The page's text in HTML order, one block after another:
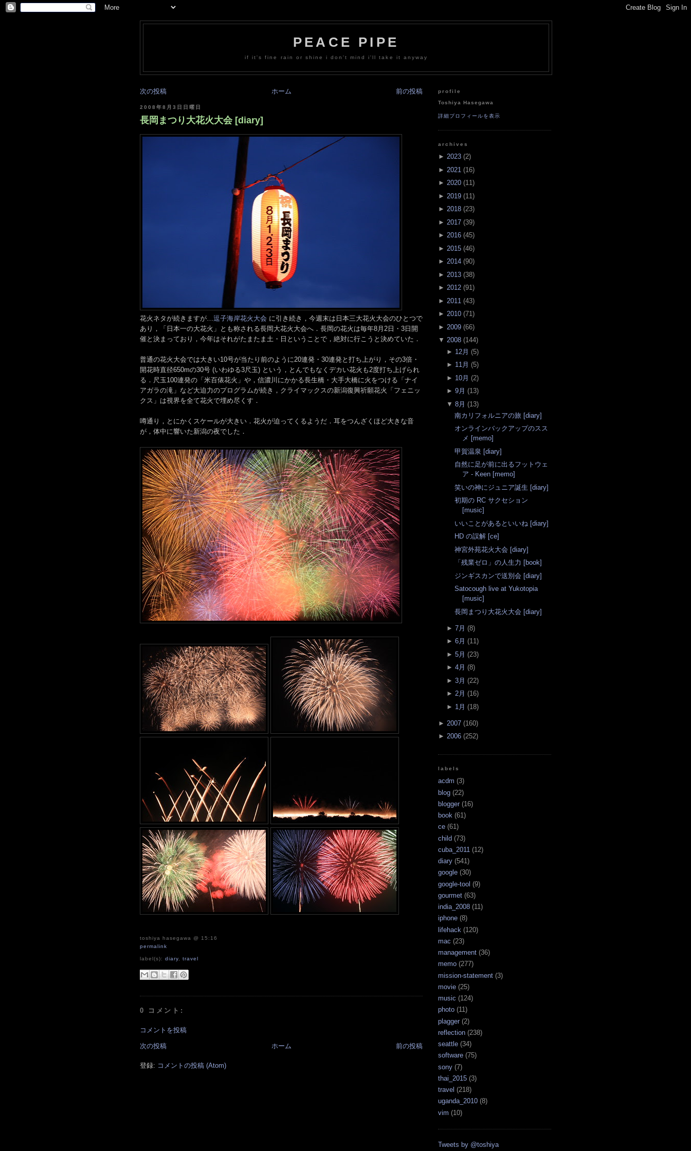
PEACE PIPE
if it's fine rain or shine i don't mind i'll take it anyway
次の投稿 前の投稿
ホーム
2008年8月3日日曜日
長岡まつり大花火大会 [diary]
花火ネタが続きますが… 逗子海岸花火大会 に引き続き，今週末は日本三大花火大会のひとつで
あり，「日本一の大花火」とも称される長岡大花火大会へ．長岡の花火は毎年8月2日・3日開
催と決まっており，今年はそれがたまたま土・日ということで，絶対に行こうと決めていた．
普通の花火大会では大きい10号が当たり前のように20連発・30連発と打ち上がり，その3倍・
開花時直径650mの30号 (いわゆる3尺玉) という，とんでもなくデカい花火も2度打ち上げられ
る．尺玉100連発の「米百俵花火」や，信濃川にかかる長生橋・大手大橋に火をつける「ナイ
アガラの滝」など大迫力のプログラムが続き，クライマックスの新潟復興祈願花火「フェニッ
クス」は視界を全て花火で埋め尽くす．
噂通り，とにかくスケールが大きい．花火が迫ってくるようだ．耳をつんざくほど大きな音
が，体中に響いた新潟の夜でした．
toshiya hasegawa @ 15:16
permalink
label(s):diary ,travel
0 コメント:
コメントを投稿
次の投稿 前の投稿
ホーム
登録: コメントの投稿 (Atom)
profile
Toshiya Hasegawa
詳細プロフィールを表示
archives
► 2023 (2)
► 2021 (16)
► 2020 (11)
► 2019 (11 )
► 2018 (23)
► 2017 (39)
► 2016 (45)
► 2015 (46)
► 2014 (90)
► 2013 (38)
► 2012 (91)
► 2011 (43)
► 2010 (71)
► 2009 (66)
▼ 2008 (144)
► 12月 (5)
► 11月 (5)
► 10月 (2)
► 9月 (13)
▼ 8月 (13)
南カリフォルニアの旅 [diary]
オンラインバックアップのスス
メ [memo]
甲賀温泉 [diary]
自然に足が前に出るフットウェ
ア - Keen [memo]
笑いの神にジュニア誕生 [diary]
初期の RC サクセション
[music]
いいことがあるといいね [diary]
HD の誤解 [ce]
神宮外苑花火大会 [diary]
「残業ゼロ」の人生力 [book]
ジンギスカンで送別会 [diary]
Satocough live at Yukotopia
[music]
長岡まつり大花火大会 [diary]
► 7月 (8)
► 6月 (11)
► 5月 (23)
► 4月 (8)
► 3月 (22)
► 2月 (16)
► 1月 (18)
► 2007 (160)
► 2006 (252)
labels
acdm (3)
blog (22)
blogger (16)
book (61)
ce (61)
child (73)
cuba_2011 (12)
diary (541)
google (30)
google-tool (9)
gourmet (63)
india_2008 (11)
iphone (8)
lifehack (120)
mac (23)
management (36)
memo (277)
mission-statement (3)
movie (25)
music (124)
photo (11)
plagger (2)
reflection (238)
seattle (34)
software (75)
sony (7)
thai_2015 (3)
travel (218)
uganda_2010 (8)
vim (10)
Tweets by @toshiya